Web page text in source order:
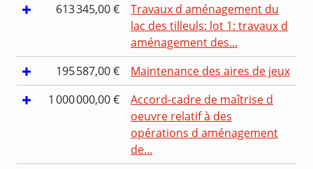
613 345,00 €
Travaux d aménagement du
lac des tilleuls: lot 1: travaux d
aménagement des...
195 587,00 €
Maintenance des aires de jeux
1 000 000,00 €
Accord-cadre de maîtrise d
oeuvre relatif à des
opérations d aménagement
de...